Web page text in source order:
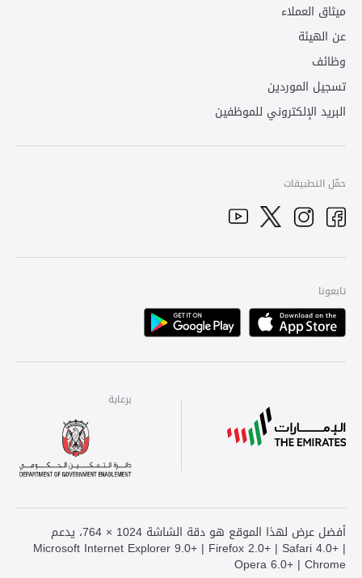
ميثاق العملاء
عن الهيئة
وظائف
تسجيل الموردين
البريد الإلكتروني للموظفين
حمّل التطبيقات
Facebook
Instagram
Twitter
YouTube
تابعونا
Apple
Playstore
برعاية
برعاية
أفضل عرض لهذا الموقع هو دقة الشاشة 1024 × 764، يدعم
Microsoft Internet Explorer 9.0+ | Firefox 2.0+ | Safari 4.0+ |
Opera 6.0+ | Chrome